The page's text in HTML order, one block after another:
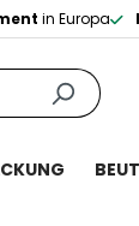
in Europa